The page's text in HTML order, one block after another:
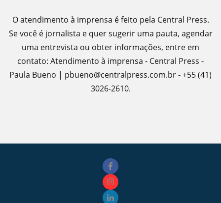
O atendimento à imprensa é feito pela Central Press.
Se você é jornalista e quer sugerir uma pauta, agendar
uma entrevista ou obter informações, entre em
contato: Atendimento à imprensa - Central Press -
Paula Bueno | pbueno@centralpress.com.br - +55 (41)
3026-2610.